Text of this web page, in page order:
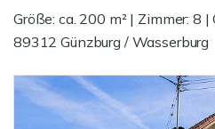
Größe: ca. 200 m² | Zimmer: 8 |
89312 Günzburg / Wasserburg